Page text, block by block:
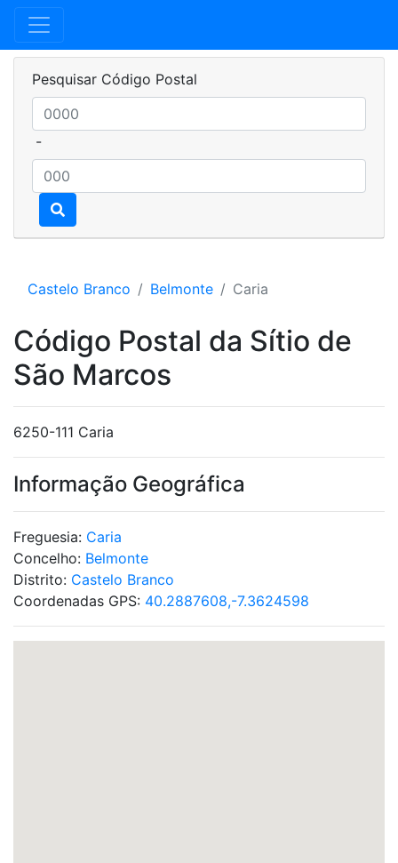
Pesquisar Código Postal
-
Castelo Branco Belmonte Caria
Código Postal da Sítio de
São Marcos
6250-111 Caria
Informação Geográfica
Freguesia: Caria
Concelho: Belmonte
Distrito: Castelo Branco
Coordenadas GPS: 40.2887608,-7.3624598